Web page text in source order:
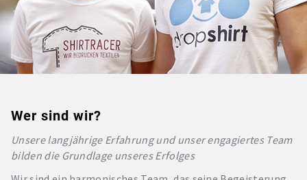
Wer sind wir?
Unsere langjährige Erfahrung und unser engagiertes Team
bilden die Grundlage unseres Erfolges